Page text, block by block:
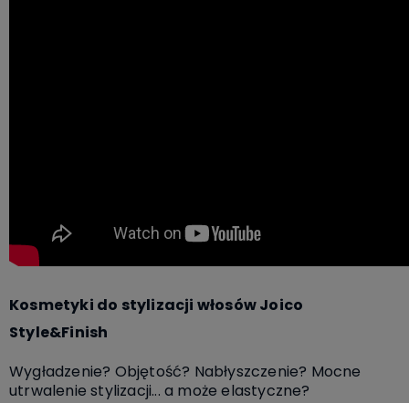
Kosmetyki do stylizacji włosów Joico
Style&Finish
Wygładzenie? Objętość? Nabłyszczenie? Mocne
utrwalenie stylizacji... a może elastyczne?